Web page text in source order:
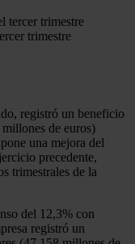
trimestre
registró un beneficio
de euros)
una mejora del
precedente,
trimestrales de la
del 12,3% con
registró un